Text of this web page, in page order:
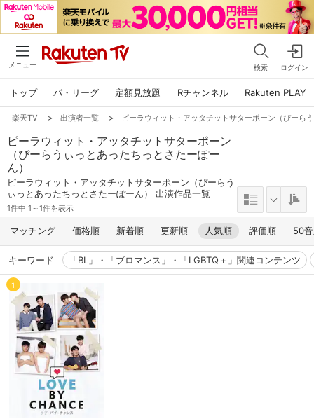
メニュー 検索 ログイン
トップ パ・リーグ 定額見放題 Rチャンネル Rakuten PLAY
楽天TV > 出演者一覧 > ピーラウィット・アッタチットサターポーン（ぴーら
ピーラウィット・アッタチットサターポーン
（ぴーらうぃっとあったちっとさたーぽー
ん）
ピーラウィット・アッタチットサターポーン（ぴーらう
ぃっとあったちっとさたーぽーん） 出演作品一覧
1件中 1～1件を表示
マッチング 価格順 新着順 更新順 人気順 評価順 50
キーワード 「BL」・「ブロマンス」・「LGBTQ＋」関連コンテンツ
1